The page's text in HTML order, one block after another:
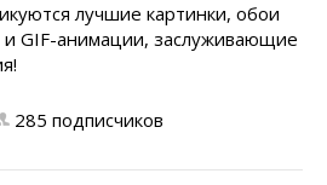
лучшие картинки, обои
и GIF-анимации, заслуживающие
285 подписчиков